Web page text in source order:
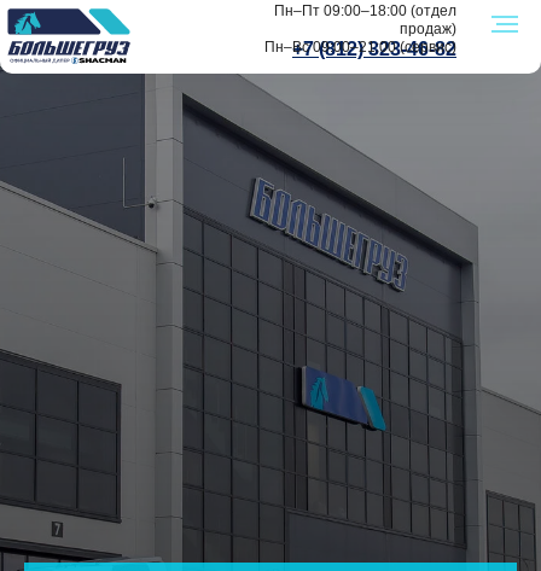
+7 (812) 323-46-82
Пн–Пт 09:00–18:00 (отдел
продаж)
Пн–Вс 09:00–21:00 (сервис)